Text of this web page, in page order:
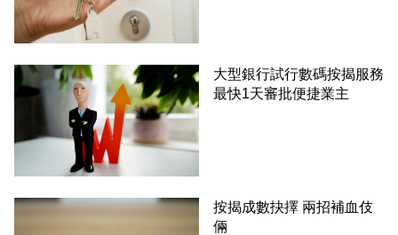
大型銀行試行數碼按揭服務
最快1天審批便捷業主
按揭成數抉擇 兩招補血伎
倆